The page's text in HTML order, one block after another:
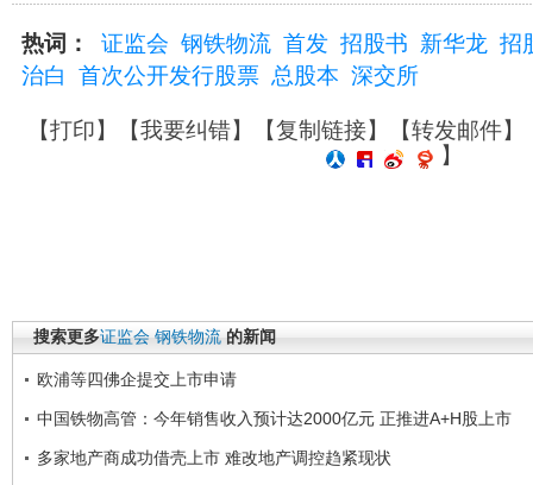
热词： 证监会 钢铁物流 首发 招股书 新华龙 招
治白
首次公开发行股票 总股本 深交所
【打印】【我要纠错】【复制链接】【转发邮件】
】
搜索更多证监会 钢铁物流 的新闻
欧浦等四佛企提交上市申请
中国铁物高管：今年销售收入预计达2000亿元 正推进A+H股上市
多家地产商成功借壳上市 难改地产调控趋紧现状